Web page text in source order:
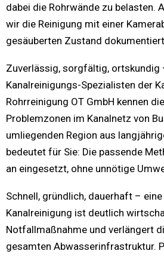
dabei die Rohrwände zu belasten.
wir die Reinigung mit einer
gesäuberten Zustand
Zuverlässig, sorgfältig, ortskundig
Kanalreinigungs-Spezialisten der
Rohrreinigung OT GmbH kennen
Problemzonen im Kanalnetz von
umliegenden Region aus
bedeutet für Sie: Die passende
an eingesetzt, ohne unnötige
Schnell, gründlich, dauerhaft –
Kanalreinigung ist deutlich
Notfallmaßnahme und verlängert
gesamten Abwasserinfrastruktur.